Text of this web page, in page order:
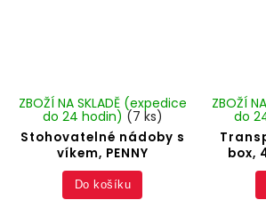
Stohovatelné nádoby s
víkem, PENNY
ZBOŽÍ NA SKLADĚ (expedice
do 24 hodin) (7 ks)
Do košíku
box,
ZBOŽÍ
do